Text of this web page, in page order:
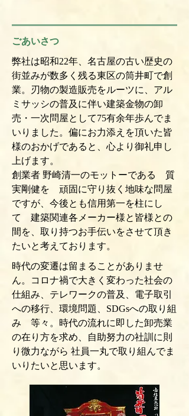
ごあいさつ
弊社は昭和22年、名古屋の古い歴史の
街並みが数多く残る東区の筒井町で創
業。刃物の製造販売をルーツに、アル
ミサッシの普及に伴い建築金物の卸
売・一次問屋として75有余年歩んでま
いりました。偏にお力添えを頂いた皆
様のおかげであると、心より御礼申し
上げます。
創業者 野崎清一のモットーである 質
実剛健を 頑固に守り抜く地味な問屋
ですが、今後とも信用第一を柱にし
て 建築関連各メーカー様と皆様との
間を、取り持つお手伝いをさせて頂き
たいと考えております。
時代の変遷は留まることがありませ
ん。コロナ禍で大きく変わった社会の
仕組み、テレワークの普及、電子取引
への移行、環境問題、SDGsへの取り組
み 等々。時代の流れに即した卸売業
の在り方を求め、自助努力の社訓に則
り微力ながら 社員一丸で取り組んでま
いりたいと思います。